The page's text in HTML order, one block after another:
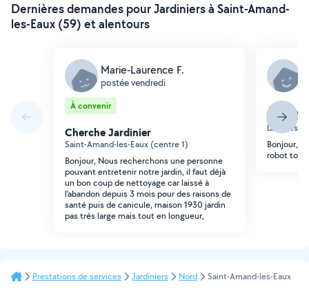
Dernières demandes pour Jardiniers à Saint-Amand-
les-Eaux (59) et alentours
Marie-Laurence F.
postée vendredi
À convenir
Cherche Jardinier
Saint-Amand-les-Eaux (centre 1)
Bonjour, Nous recherchons une personne
pouvant entretenir notre jardin, il faut déjà
un bon coup de nettoyage car laissé à
l'abandon depuis 3 mois pour des raisons de
santé puis de canicule, maison 1930 jardin
pas trés large mais tout en longueur,
Lecelles
Bonjour,
robot
Prestations de services Jardiniers Nord Saint-Amand-les-Eaux